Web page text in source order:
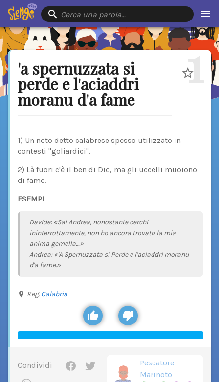
Cerca una parola…
'a spernuzzata si
perde e l'aciaddri
moranu d'a fame
1
1) Un noto detto calabrese spesso utilizzato in
contesti "goliardici".
2) Là fuori c'è il ben di Dio, ma gli uccelli muoiono
di fame.
ESEMPI
Davide: «Sai Andrea, nonostante cerchi
ininterrottamente, non ho ancora trovato la mia
anima gemella…»
Andrea: «'A Spernuzzata si Perde e l'aciaddri moranu
d'a fame.»
Reg. Calabria
Condividi
Pescatore
Marinoto